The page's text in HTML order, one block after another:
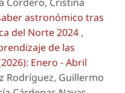
astronómico tras
del Norte 2024 ,
de las
Enero - Abril
Rodríguez, Guillermo